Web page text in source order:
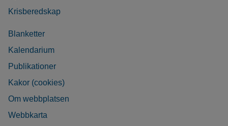
Krisberedskap
Blanketter
Kalendarium
Publikationer
Kakor (cookies)
Om webbplatsen
Webbkarta